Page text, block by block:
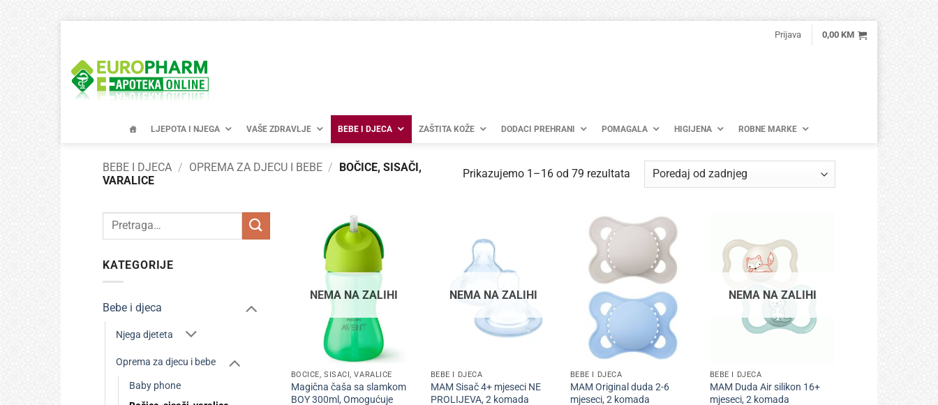
content
Prijava 0,00 KM
LJEPOTA I NJEGA VAŠE ZDRAVLJE BEBE I DJECA ZAŠTITA KOŽE DODACI PREHRANI POMAGALA HIGIJENA ROBNE MARKE
BEBE I DJECA / OPREMA ZA DJECU I BEBE /
BOČICE, SISAČI,
VARALICE
Prikazujemo 1–16 od 79 rezultataPoredano
Pretraži:
KATEGORIJE
Bebe i djeca
Njega djeteta
Oprema za djecu i bebe
Baby phone
NEMA NA ZALIHI
BOČICE, SISAČI, VARALICE
Magična čaša sa slamkom
BOY 300ml, Omogućuje
NEMA NA ZALIHI
BEBE I DJECA
MAM Sisač 4+ mjeseci NE
PROLIJEVA, 2 komada
+
BEBE I DJECA
MAM Original duda 2-6
mjeseci, 2 komada
NEMA NA ZALIHI
BEBE I DJECA
MAM Duda Air silikon 16+
mjeseci, 2 komada